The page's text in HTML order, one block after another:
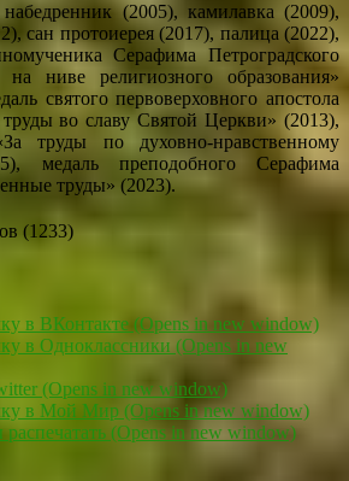
(2005), камилавка (2009),
сан протоиерея (2017), палица (2022),
Серафима Петроградского
ниве религиозного образования»
святого первоверховного апостола
во славу Святой Церкви» (2013),
труды по духовно-нравственному
медаль преподобного Серафима
труды» (2023).
(1233)
в ВКонтакте (Opens in new window)
в Одноклассники (Opens in new
(Opens in new window)
в Мой Мир (Opens in new window)
(Opens in new window)